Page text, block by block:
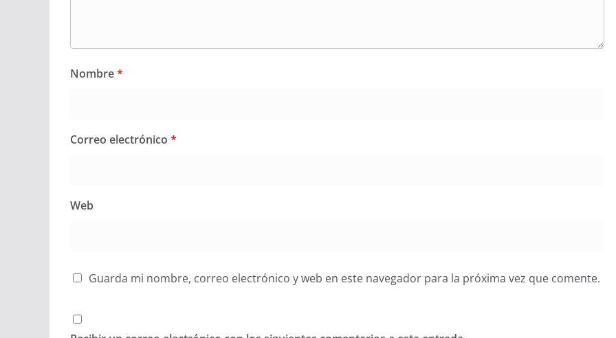
Nombre*
Correo electrónico *
Web
Guarda mi nombre, correo electrónico y web en este navegador para la próxima vez que comente.